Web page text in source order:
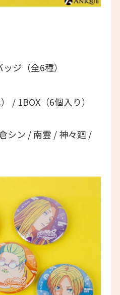
ジ（全6種）
/ 1BOX（6個入り）
シン / 南雲 / 神々廻 /